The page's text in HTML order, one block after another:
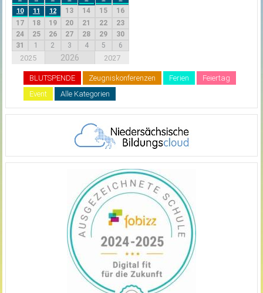
10
11 12 13 14 15
16
17
18 19 20 21 22
23
24
25 26 27 28 29
30
31
1 2 3 4 5 6
2025 2026 2027
BLUTSPENDE Zeugniskonferenzen Ferien
Feiertag
Event
Alle Kategorien